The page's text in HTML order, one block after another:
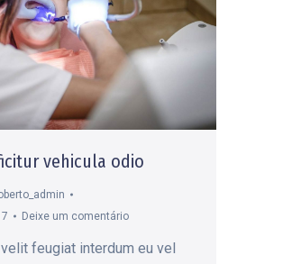
vehicula odio
Deixe um comentário
feugiat interdum eu vel